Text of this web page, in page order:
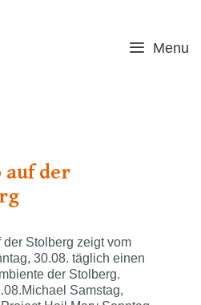
Menu
auf der
Stolberg zeigt vom
30.08. täglich einen
der Stolberg.
Samstag,